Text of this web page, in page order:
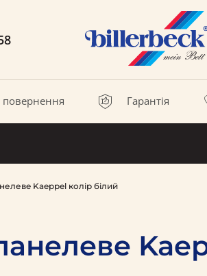
повернення Гарантія
Kaeppel колір білий